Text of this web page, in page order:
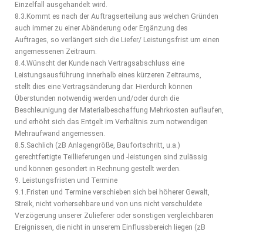
Einzelfall ausgehandelt wird.
8.3.Kommt es nach der Auftragserteilung aus welchen Gründen
auch immer zu einer Abänderung oder Ergänzung des
Auftrages, so verlängert sich die Liefer/ Leistungsfrist um einen
angemessenen Zeitraum.
8.4.Wünscht der Kunde nach Vertragsabschluss eine
Leistungsausführung innerhalb eines kürzeren Zeitraums,
stellt dies eine Vertragsänderung dar. Hierdurch können
Überstunden notwendig werden und/oder durch die
Beschleunigung der Materialbeschaffung Mehrkosten auflaufen,
und erhöht sich das Entgelt im Verhältnis zum notwendigen
Mehraufwand angemessen.
8.5.Sachlich (zB Anlagengröße, Baufortschritt, u.a.)
gerechtfertigte Teillieferungen und -leistungen sind zulässig
und können gesondert in Rechnung gestellt werden.
9. Leistungsfristen und Termine
9.1.Fristen und Termine verschieben sich bei höherer Gewalt,
Streik, nicht vorhersehbare und von uns nicht verschuldete
Verzögerung unserer Zulieferer oder sonstigen vergleichbaren
Ereignissen, die nicht in unserem Einflussbereich liegen (zB